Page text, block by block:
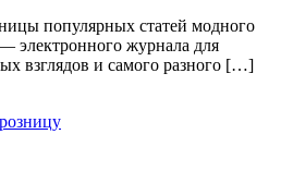
популярных статей модного
электронного журнала для
взглядов и самого разного […]